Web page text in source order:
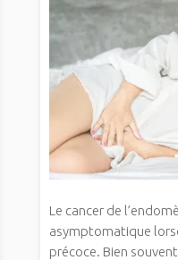
Le cancer de
asymptomatique
précoce. Bien